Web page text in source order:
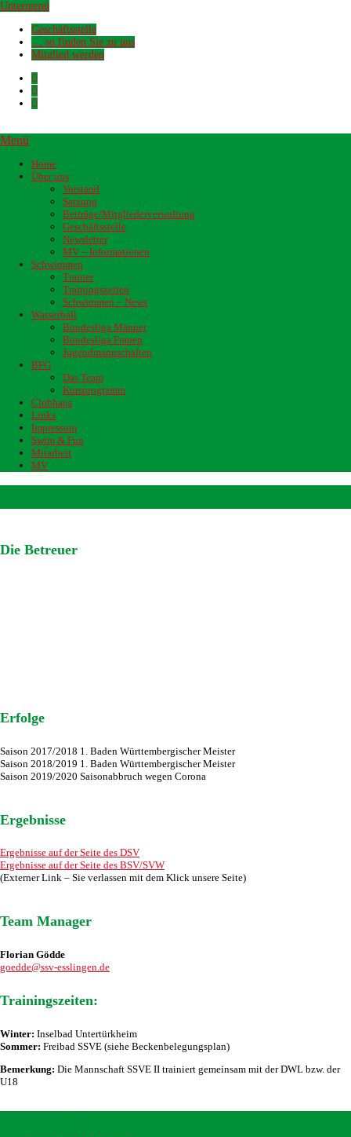
Untermenü
Geschäftsstelle
… so finden Sie zu uns
Mitglied werden
Menü
Home
Über uns
Vorstand
Satzung
Beiträge/Mitgliederverwaltung
Geschäftsstelle
Newsletter
MV – Informationen
Schwimmen
Trainer
Trainingszeiten
Schwimmen – News
Wasserball
Bundesliga Männer
Bundesliga Frauen
Jugendmannschaften
BFG
Das Team
Kursprogramm
Clubhaus
Links
Impressum
Swim & Fun
Mitarbeit
MV
Die Betreuer
Erfolge
Saison 2017/2018 1. Baden Württembergischer Meister
Saison 2018/2019 1. Baden Württembergischer Meister
Saison 2019/2020 Saisonabbruch wegen Corona
Ergebnisse
Ergebnisse auf der Seite des DSV
Ergebnisse auf der Seite des BSV/SVW
(Externer Link – Sie verlassen mit dem Klick unsere Seite)
Team Manager
Florian Gödde
goedde@ssv-esslingen.de
Trainingszeiten:
Winter: Inselbad Untertürkheim
Sommer: Freibad SSVE (siehe Beckenbelegungsplan)
Bemerkung: Die Mannschaft SSVE II trainiert gemeinsam mit der DWL bzw. der
U18